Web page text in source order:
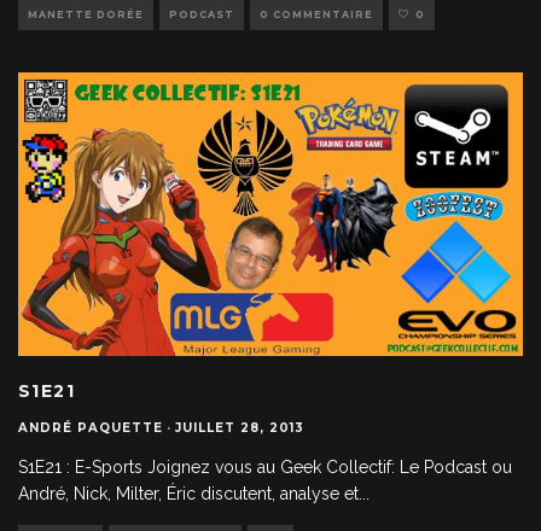
MANETTE DORÉE PODCAST 0 COMMENTAIRE 0
S1E21
ANDRÉ PAQUETTE · JUILLET 28, 2013
S1E21 : E-Sports Joignez vous au Geek Collectif: Le Podcast ou
André, Nick, Milter, Éric discutent, analyse et...